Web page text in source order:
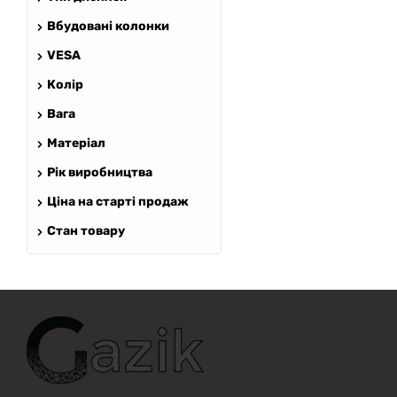
Вбудовані колонки
VESA
Колір
Вага
Матеріал
Рік виробництва
Ціна на старті продаж
Стан товару
GAZIK
Онлайн · пошук техніки
Привіт! 👋 Я Gazik AI — допоможу
техніку. Що шукаєш?